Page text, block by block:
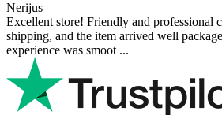
Nerijus
Excellent store! Friendly and professional
shipping, and the item arrived well
experience was smoot ...